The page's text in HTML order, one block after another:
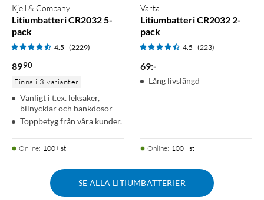
Kjell & Company
Litiumbatteri CR2032 5-
pack
4.5 (2229)
8990
Finns i 3 varianter
Vanligt i t.ex. leksaker,
bilnycklar och bankdosor
Toppbetyg från våra kunder.
Online: 100+ st
Varta
Litiumbatteri CR2032 2-
pack
4.5 (223)
69:-
Lång livslängd
Online: 100+ st
SE ALLA LITIUMBATTERIER